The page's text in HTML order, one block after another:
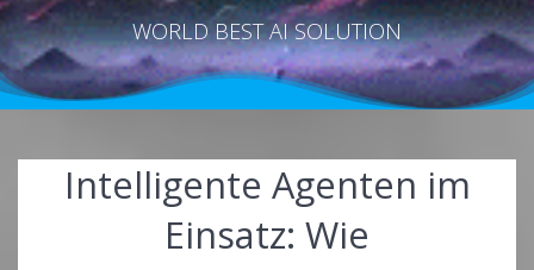
WORLD BEST AI SOLUTION
Intelligente Agenten im
Einsatz: Wie